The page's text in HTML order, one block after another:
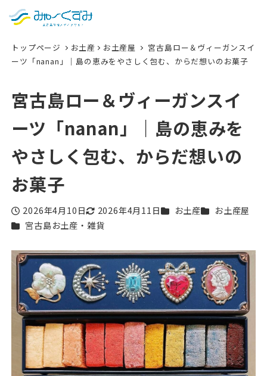
English
한국어
検索
トップページ お土産 お土産屋
宮古島ロー＆ヴィーガンスイ
ーツ「nanan」｜島の恵みをやさしく包む、からだ想いのお菓子
宮古島ロー＆ヴィーガンスイ
ーツ「nanan」｜島の恵みを
やさしく包む、からだ想いの
お菓子
投稿日
2026年4月10日
更新日
2026年4月11日カテゴリー
お土産カテゴリー
お土産屋
カテゴリー
宮古島お土産・雑貨